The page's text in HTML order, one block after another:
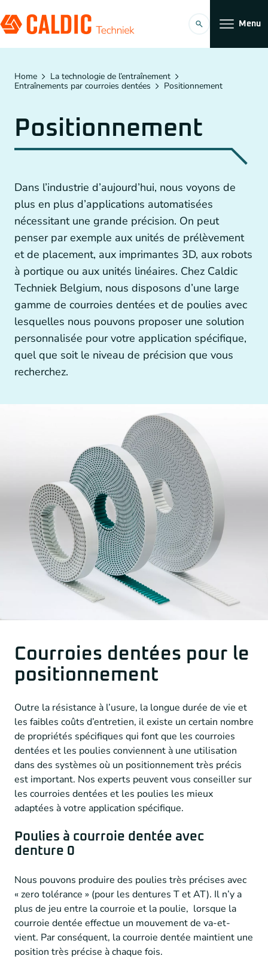
Menu
Produits
Entraînements par courroies dentées
Réducteur Planétaire
Accouplements
Entraînements par chaîne
Autres technologies d’entraînement
Générateurs et accouplements de générateurs
FR
Home
La technologie de l’entraînement
Entraînements par courroies dentées
Positionnement
Positionnement
Dans l’industrie d’aujourd’hui, nous voyons de
plus en plus d’applications automatisées
nécessitant une grande précision. On peut
penser par exemple aux unités de prélèvement
et de placement, aux imprimantes 3D, aux robots
à portique ou aux unités linéaires. Chez Caldic
Techniek Belgium, nous disposons d’une large
gamme de courroies dentées et de poulies avec
lesquelles nous pouvons proposer une solution
personnalisée pour votre application spécifique,
quel que soit le niveau de précision que vous
recherchez.
Courroies dentées pour le
positionnement
Outre la résistance à l’usure, la longue durée de vie et
les faibles coûts d’entretien, il existe un certain nombre
de propriétés spécifiques qui font que les courroies
dentées et les poulies conviennent à une utilisation
dans des systèmes où un positionnement très précis
est important. Nos experts peuvent vous conseiller sur
les courroies dentées et les poulies les mieux
adaptées à votre application spécifique.
Poulies à courroie dentée avec
denture 0
Nous pouvons produire des poulies très précises avec
« zero tolérance » (pour les dentures T et AT). Il n’y a
plus de jeu entre la courroie et la poulie, lorsque la
courroie dentée effectue un mouvement de va-et-
vient. Par conséquent, la courroie dentée maintient une
position très précise à chaque fois.